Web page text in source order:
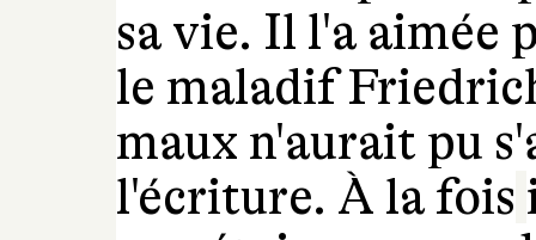
sa vie. Il l'a aimée
le maladif
maux n'aurait pu
l'écriture. À la fois